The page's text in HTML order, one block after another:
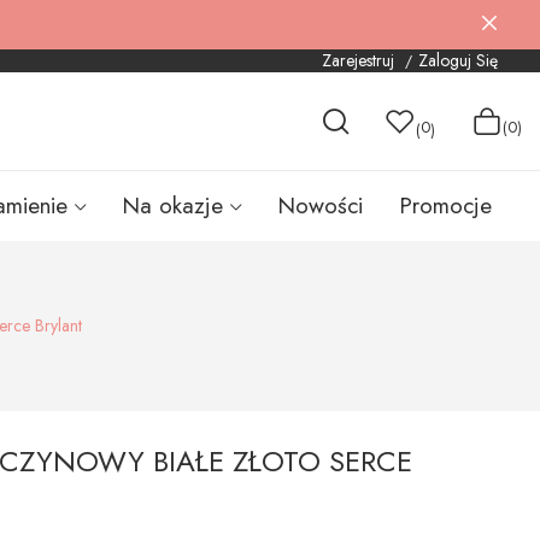
Zarejestruj Zaloguj Się
(0) (0)
Na okazje Nowości Promocje
Brylant
BIAŁE ZŁOTO SERCE